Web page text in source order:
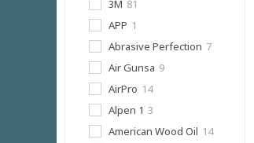
3М 81
APP 1
Abrasive Perfection 7
Air Gunsa 9
AirPro 14
Alpen 1 3
American Wood Oil 14